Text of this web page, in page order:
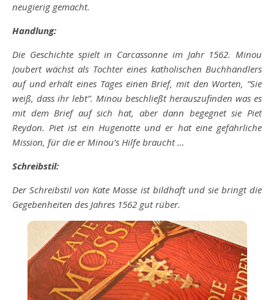
neugierig gemacht.
Handlung:
Die Geschichte spielt in Carcassonne im Jahr 1562. Minou
Joubert wächst als Tochter eines katholischen Buchhändlers
auf und erhält eines Tages einen Brief, mit den Worten, “Sie
weiß, dass ihr lebt”. Minou beschließt herauszufinden was es
mit dem Brief auf sich hat, aber dann begegnet sie Piet
Reydon. Piet ist ein Hugenotte und er hat eine gefährliche
Mission, für die er Minou’s Hilfe braucht …
Schreibstil:
Der Schreibstil von Kate Mosse ist bildhaft und sie bringt die
Gegebenheiten des Jahres 1562 gut rüber.